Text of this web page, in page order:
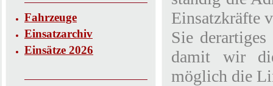
Fahrzeuge
Einsatzarchiv
Einsätze 2026
Einsatzkräfte
Sie
damit wir
möglich die